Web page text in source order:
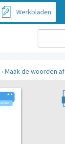
Werkbladen
› Maak de woorden af